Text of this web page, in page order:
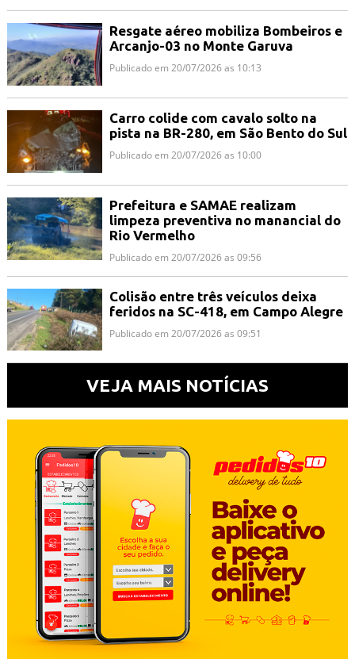
Resgate aéreo mobiliza Bombeiros e
Arcanjo-03 no Monte Garuva
Publicado em 20/07/2026 as 10:13
Carro colide com cavalo solto na
pista na BR-280, em São Bento do Sul
Publicado em 20/07/2026 as 10:00
Prefeitura e SAMAE realizam
limpeza preventiva no manancial do
Rio Vermelho
Publicado em 20/07/2026 as 09:56
Colisão entre três veículos deixa
feridos na SC-418, em Campo Alegre
Publicado em 20/07/2026 as 09:51
VEJA MAIS NOTÍCIAS